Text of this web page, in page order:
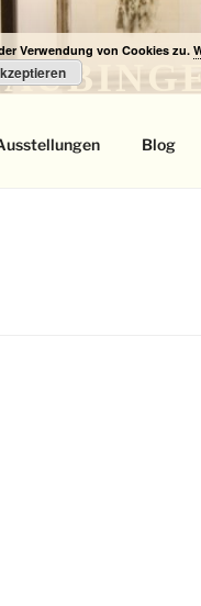
Blog
Verwendung von Cookies zu.